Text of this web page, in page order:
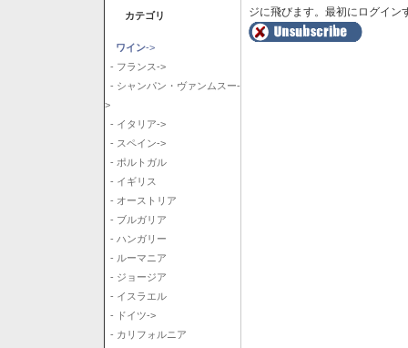
カテゴリ
ワイン->
- フランス->
- シャンパン・ヴァンムスー-
>
- イタリア->
- スペイン->
- ポルトガル
- イギリス
- オーストリア
- ブルガリア
- ハンガリー
- ルーマニア
- ジョージア
- イスラエル
- ドイツ->
- カリフォルニア
ジに飛びます。最初にログイン